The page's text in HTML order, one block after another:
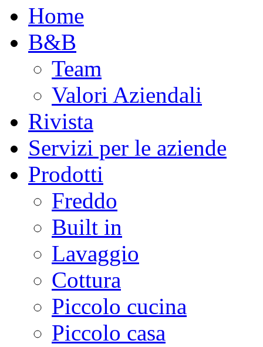
Home
B&B
Team
Valori Aziendali
Rivista
Servizi per le aziende
Prodotti
Freddo
Built in
Lavaggio
Cottura
Piccolo cucina
Piccolo casa